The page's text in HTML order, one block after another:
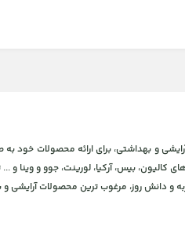
11 برند در صنعت لوازم آرایشی و بهداشتی، برای
کالیون، بیس، آرکیا، لورینت، جوو و وینا و
و دانش روز، مرغوب ترین محصولات